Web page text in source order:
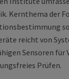
Kernthema der
reicht von
Sensoren für
Prüfen.